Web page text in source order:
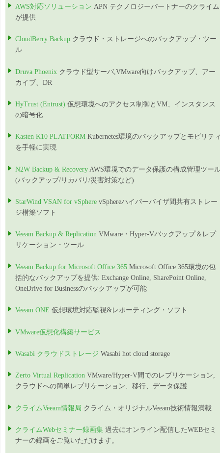
AWS対応ソリューション APN テクノロジーパートナーのクライム
が提供
CloudBerry Backup クラウド・ストレージへのバックアップ・ツー
ル
Druva Phoenix クラウド型サーバ,VMware向けバックアップ、アー
カイブ、DR
HyTrust (Entrust) 仮想環境へのアクセス制御とVM、インスタンス
の暗号化
Kasten K10 PLATFORM Kubernetes環境のバックアップとモビリテ
を手軽に実現
N2W Backup & Recovery AWS環境でのデータ保護の構成管理ツー
(バックアップ/リカバリ/災害対策など)
StarWind VSAN for vSphere vSphereハイパーバイザ間共有ストレー
ジ構築ソフト
Veeam Backup & Replication VMware・Hyper-Vバックアップ＆レプ
リケーション・ツール
Veeam Backup for Microsoft Office 365 Microsoft Office 365環境の包
括的なバックアップを提供: Exchange Online, SharePoint Online,
OneDrive for Businessのバックアップが可能
Veeam ONE 仮想環境対応監視&レポーティング・ソフト
VMware仮想化構築サービス
Wasabi クラウドストレージ Wasabi hot cloud storage
Zerto Virtual Replication VMware/Hyper-V間でのレプリケーション,
クラウドへの簡単レプリケーション、移行、データ保護
クライムVeeam情報局 クライム・オリジナルVeeam技術情報満載
クライムWebセミナー録画集 過去にオンライン配信したWEBセミ
ナーの録画をご覧いただけます。